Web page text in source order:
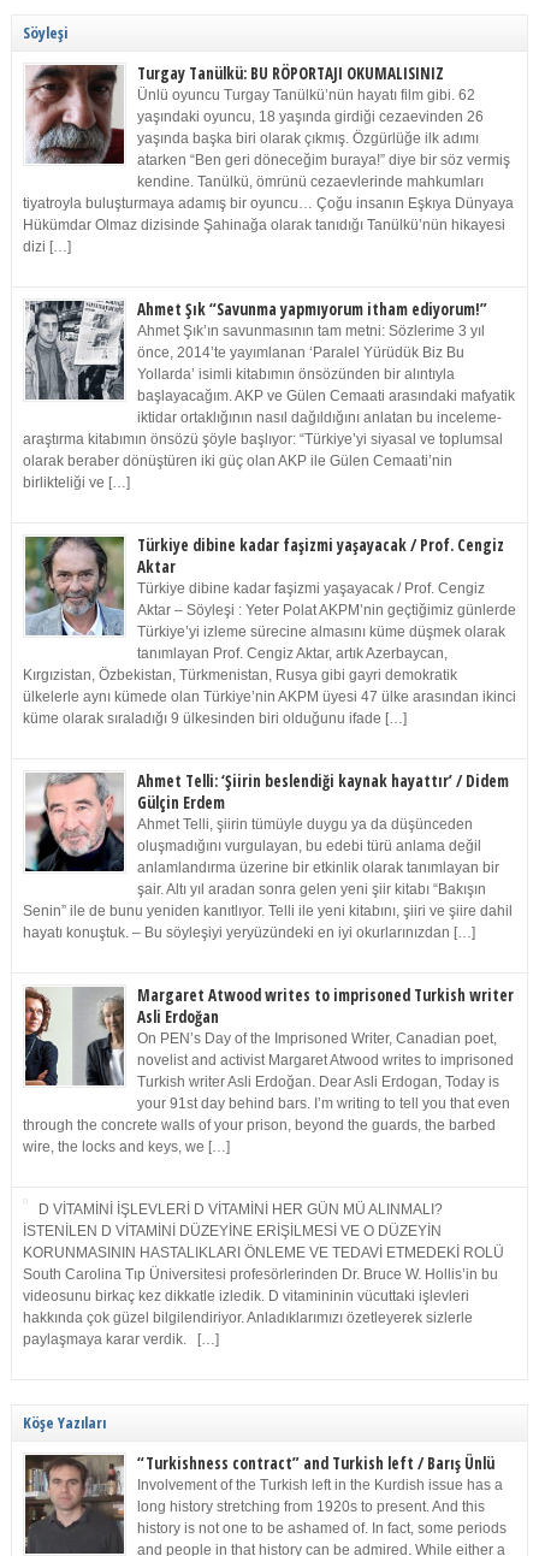
Söyleşi
Turgay Tanülkü: BU RÖPORTAJI OKUMALISINIZ
Ünlü oyuncu Turgay Tanülkü’nün hayatı film gibi. 62
yaşındaki oyuncu, 18 yaşında girdiği cezaevinden 26
yaşında başka biri olarak çıkmış. Özgürlüğe ilk adımı
atarken “Ben geri döneceğim buraya!” diye bir söz vermiş
kendine. Tanülkü, ömrünü cezaevlerinde mahkumları
tiyatroyla buluşturmaya adamış bir oyuncu… Çoğu insanın Eşkıya Dünyaya
Hükümdar Olmaz dizisinde Şahinağa olarak tanıdığı Tanülkü’nün hikayesi
dizi […]
Ahmet Şık “Savunma yapmıyorum itham ediyorum!”
Ahmet Şık’ın savunmasının tam metni: Sözlerime 3 yıl
önce, 2014’te yayımlanan ‘Paralel Yürüdük Biz Bu
Yollarda’ isimli kitabımın önsözünden bir alıntıyla
başlayacağım. AKP ve Gülen Cemaati arasındaki mafyatik
iktidar ortaklığının nasıl dağıldığını anlatan bu inceleme-
araştırma kitabımın önsözü şöyle başlıyor: “Türkiye’yi siyasal ve toplumsal
olarak beraber dönüştüren iki güç olan AKP ile Gülen Cemaati’nin
birlikteliği ve […]
Türkiye dibine kadar faşizmi yaşayacak / Prof. Cengiz
Aktar
Türkiye dibine kadar faşizmi yaşayacak / Prof. Cengiz
Aktar – Söyleşi : Yeter Polat AKPM’nin geçtiğimiz günlerde
Türkiye’yi izleme sürecine almasını küme düşmek olarak
tanımlayan Prof. Cengiz Aktar, artık Azerbaycan,
Kırgızistan, Özbekistan, Türkmenistan, Rusya gibi gayri demokratik
ülkelerle aynı kümede olan Türkiye’nin AKPM üyesi 47 ülke arasından ikinci
küme olarak sıraladığı 9 ülkesinden biri olduğunu ifade […]
Ahmet Telli: ‘Şiirin beslendiği kaynak hayattır’ / Didem
Gülçin Erdem
Ahmet Telli, şiirin tümüyle duygu ya da düşünceden
oluşmadığını vurgulayan, bu edebi türü anlama değil
anlamlandırma üzerine bir etkinlik olarak tanımlayan bir
şair. Altı yıl aradan sonra gelen yeni şiir kitabı “Bakışın
Senin” ile de bunu yeniden kanıtlıyor. Telli ile yeni kitabını, şiiri ve şiire dahil
hayatı konuştuk. – Bu söyleşiyi yeryüzündeki en iyi okurlarınızdan […]
Margaret Atwood writes to imprisoned Turkish writer
Asli Erdoğan
On PEN’s Day of the Imprisoned Writer, Canadian poet,
novelist and activist Margaret Atwood writes to imprisoned
Turkish writer Asli Erdoğan. Dear Asli Erdogan, Today is
your 91st day behind bars. I’m writing to tell you that even
through the concrete walls of your prison, beyond the guards, the barbed
wire, the locks and keys, we […]
D VİTAMİNİ İŞLEVLERİ D VİTAMİNİ HER GÜN MÜ ALINMALI?
İSTENİLEN D VİTAMİNİ DÜZEYİNE ERİŞİLMESİ VE O DÜZEYİN
KORUNMASININ HASTALIKLARI ÖNLEME VE TEDAVİ ETMEDEKİ ROLÜ
South Carolina Tıp Üniversitesi profesörlerinden Dr. Bruce W. Hollis’in bu
videosunu birkaç kez dikkatle izledik. D vitamininin vücuttaki işlevleri
hakkında çok güzel bilgilendiriyor. Anladıklarımızı özetleyerek sizlerle
paylaşmaya karar verdik. […]
Köşe Yazıları
“Turkishness contract” and Turkish left / Barış Ünlü
Involvement of the Turkish left in the Kurdish issue has a
long history stretching from 1920s to present. And this
history is not one to be ashamed of. In fact, some periods
and people in that history can be admired. While either a